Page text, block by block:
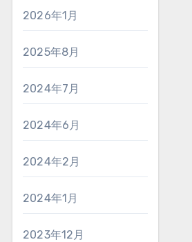
2026年1月
2025年8月
2024年7月
2024年6月
2024年2月
2024年1月
2023年12月